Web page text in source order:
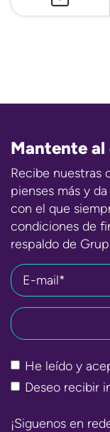
Mantente al
Recibe nuestras
pienses más y
con el que
condiciones de
respaldo de
E-mail*
He leído y
Deseo recibir
¡Siguenos en